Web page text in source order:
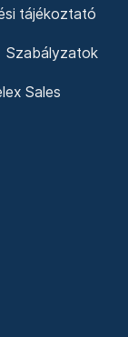
tájékoztató
Szabályzatok
Sales